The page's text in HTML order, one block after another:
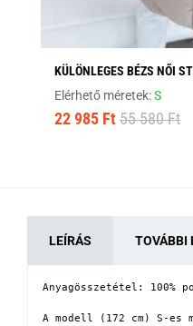
KÜLÖNLEGES BÉZS NŐI
Elérhető méretek:S
22 985 Ft 55 580 Ft
LEÍRÁS TOVÁBBI
Anyagösszetétel: 100%
A modell (172 cm) S-es